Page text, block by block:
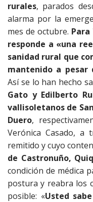
rurales, parados
alarma por la
mes de octubre.
responde a «una
sanidad rural que
mantenido a pesar
Así se lo han hecho
Gato y Edilberto
vallisoletanos de
Duero,
Verónica Casado,
remitido y cuyo
de Castronuño,
condición de médica
postura y reabra los
posible: «Usted